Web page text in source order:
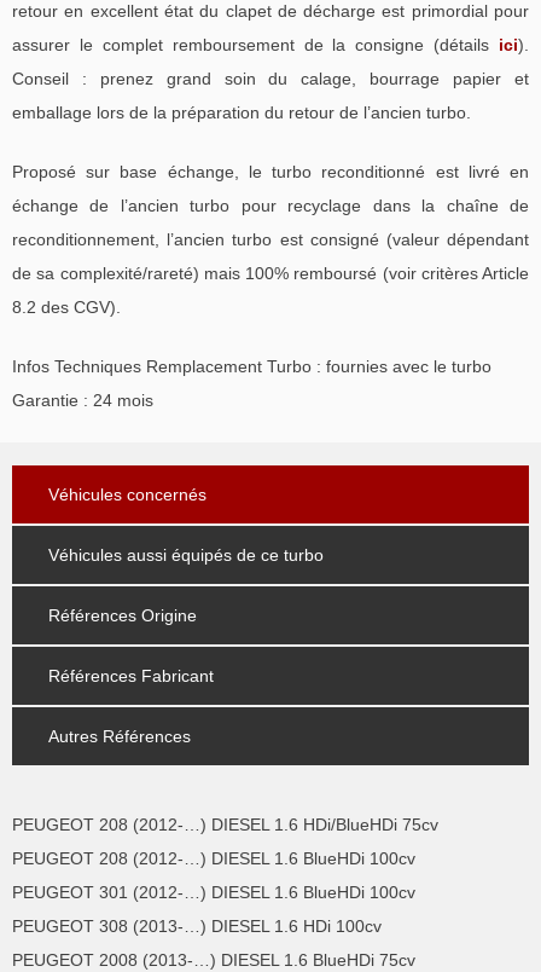
retour en excellent état du clapet de décharge est primordial pour
assurer le complet remboursement de la consigne (détails ici).
Conseil : prenez grand soin du calage, bourrage papier et
emballage lors de la préparation du retour de l’ancien turbo.
Proposé sur base échange, le turbo reconditionné est livré en
échange de l’ancien turbo pour recyclage dans la chaîne de
reconditionnement, l’ancien turbo est consigné (valeur dépendant
de sa complexité/rareté) mais 100% remboursé (voir critères Article
8.2 des CGV).
Infos Techniques Remplacement Turbo : fournies avec le turbo
Garantie : 24 mois
Véhicules concernés
Véhicules aussi équipés de ce turbo
Références Origine
Références Fabricant
Autres Références
PEUGEOT 208 (2012-…) DIESEL 1.6 HDi/BlueHDi 75cv
PEUGEOT 208 (2012-…) DIESEL 1.6 BlueHDi 100cv
PEUGEOT 301 (2012-…) DIESEL 1.6 BlueHDi 100cv
PEUGEOT 308 (2013-…) DIESEL 1.6 HDi 100cv
PEUGEOT 2008 (2013-…) DIESEL 1.6 BlueHDi 75cv